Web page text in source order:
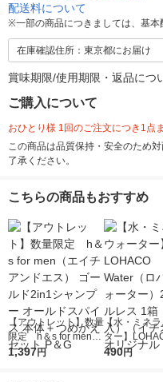
配送料について
※一部の商品につきましては、基本
在庫確認住所：東京都にお届け
賞味期限/使用期限・返品につ
ご購入について
おひとり様 1回のご注文につき1点
この商品は品質保持・安全のため
了承ください。
こちらの商品もおすすめ
【アウトレット】数量
限定 h＆s for men
（エイチアンドエス）
1,397円
【水・ミネ
ター】
r（ロハコウォ
490円